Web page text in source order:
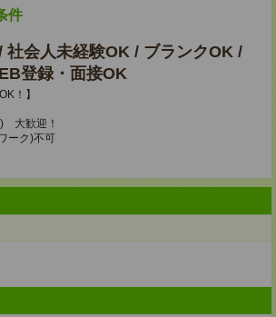
件
社会人未経験OK / ブランクOK /
登録・面接OK
！】
) 大歓迎！
ーク)不可